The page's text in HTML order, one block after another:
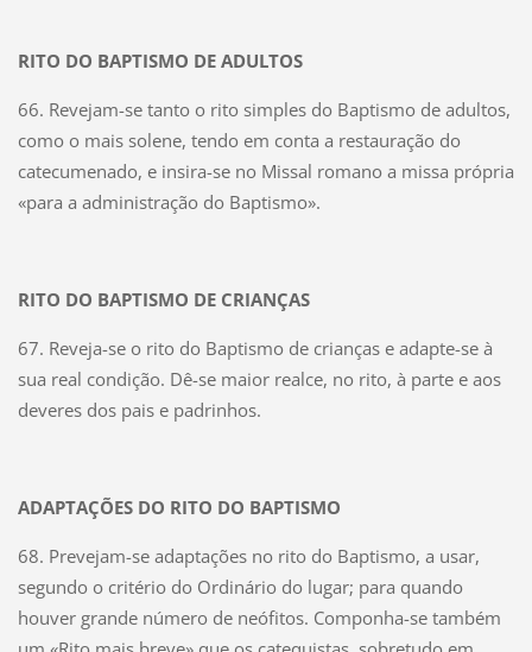
RITO DO BAPTISMO DE ADULTOS
66. Revejam-se tanto o rito simples do Baptismo de adultos,
como o mais solene, tendo em conta a restauração do
catecumenado, e insira-se no Missal romano a missa própria
«para a administração do Baptismo».
RITO DO BAPTISMO DE CRIANÇAS
67. Reveja-se o rito do Baptismo de crianças e adapte-se à
sua real condição. Dê-se maior realce, no rito, à parte e aos
deveres dos pais e padrinhos.
ADAPTAÇÕES DO RITO DO BAPTISMO
68. Prevejam-se adaptações no rito do Baptismo, a usar,
segundo o critério do Ordinário do lugar; para quando
houver grande número de neófitos. Componha-se também